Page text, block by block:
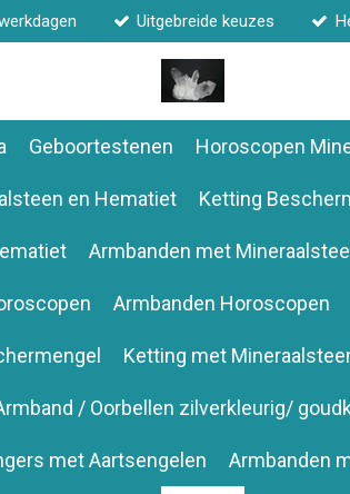
Uitgebreide keuzes
Geboortestenen Horoscopen
en Hematiet Ketting
Armbanden met
Armbanden Horoscopen
Ketting met
/ Oorbellen zilverkleurig/
met Aartsengelen Armbanden